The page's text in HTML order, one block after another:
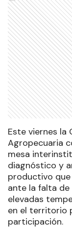
Este viernes la
Agropecuaria
mesa
diagnóstico y
productivo
ante la falta
elevadas
en el territorio
participación.